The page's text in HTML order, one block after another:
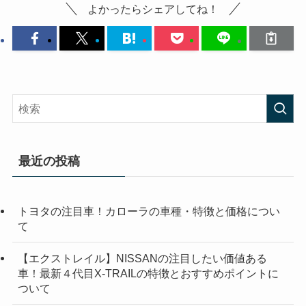
よかったらシェアしてね！
最近の投稿
トヨタの注目車！カローラの車種・特徴と価格につい
て
【エクストレイル】NISSANの注目したい価値ある
車！最新４代目X-TRAILの特徴とおすすめポイントに
ついて